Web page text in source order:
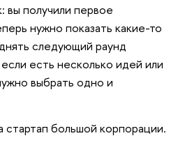
вы получили первое
нужно показать какие-то
следующий раунд
есть несколько идей или
выбрать одно и
большой корпорации.